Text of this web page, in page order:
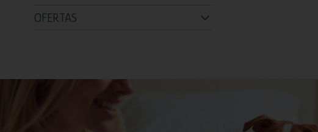
OFERTAS